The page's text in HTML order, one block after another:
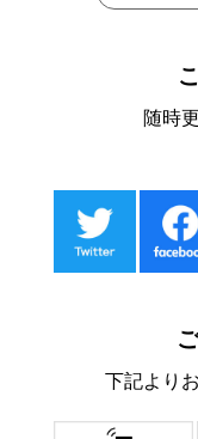
随時
下記より